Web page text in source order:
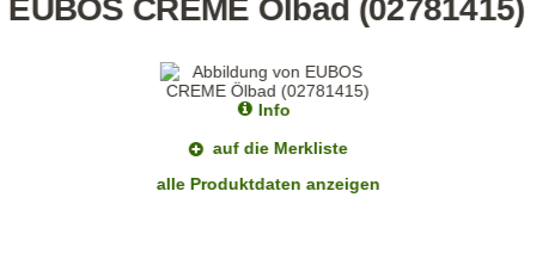
EUBOS CREME Ölbad (02781415)
Info
auf die Merkliste
alle Produktdaten anzeigen